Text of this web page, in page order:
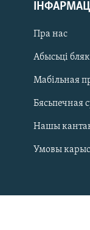
Пра нас
Абысьці
Мабільная
Бясьпечная
Нашы
Умовы